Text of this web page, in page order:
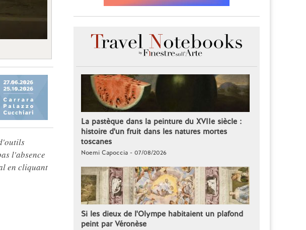
l'absence
en cliquant
La pastèque dans la peinture du XVIIe siècle :
histoire d'un fruit dans les natures mortes
toscanes
Noemi Capoccia - 07/08/2026
Si les dieux de l'Olympe habitaient un plafond
peint par Véronèse